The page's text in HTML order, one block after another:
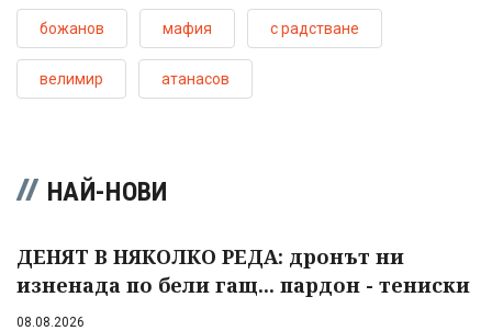
божанов мафия с радстване
велимир атанасов
НАЙ-НОВИ
ДЕНЯТ В НЯКОЛКО РЕДА: дронът ни
изненада по бели гащ... пардон - тениски
08.08.2026